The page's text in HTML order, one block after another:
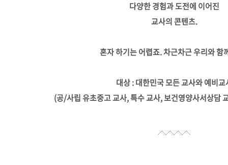
다양한 경험과 도전에 이어진
교사의 콘텐츠.
혼자 하기는 어렵죠. 차근차근 우리와 함
대상 : 대한민국 모든 교사와 예비교
(공/사립 유초중고 교사, 특수 교사, 보건영양사서상담